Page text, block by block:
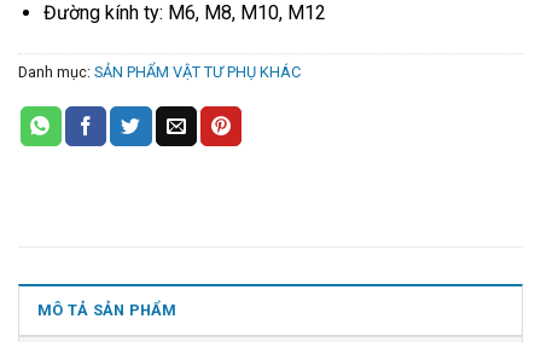
Đường kính ty: M6, M8, M10, M12
Danh mục: SẢN PHẨM VẬT TƯ PHỤ KHÁC
MÔ TẢ SẢN PHẨM